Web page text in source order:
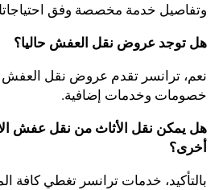
وتفاصيل خدمة مخصصة وفق
هل توجد عروض نقل العفش حاليا؟
نعم، ترانسر تقدم عروض نقل
خصومات وخدمات إضافية.
هل يمكن نقل الأثاث من نقل عفش
أخرى؟
بالتأكيد، خدمات ترانسر تغطي كافة